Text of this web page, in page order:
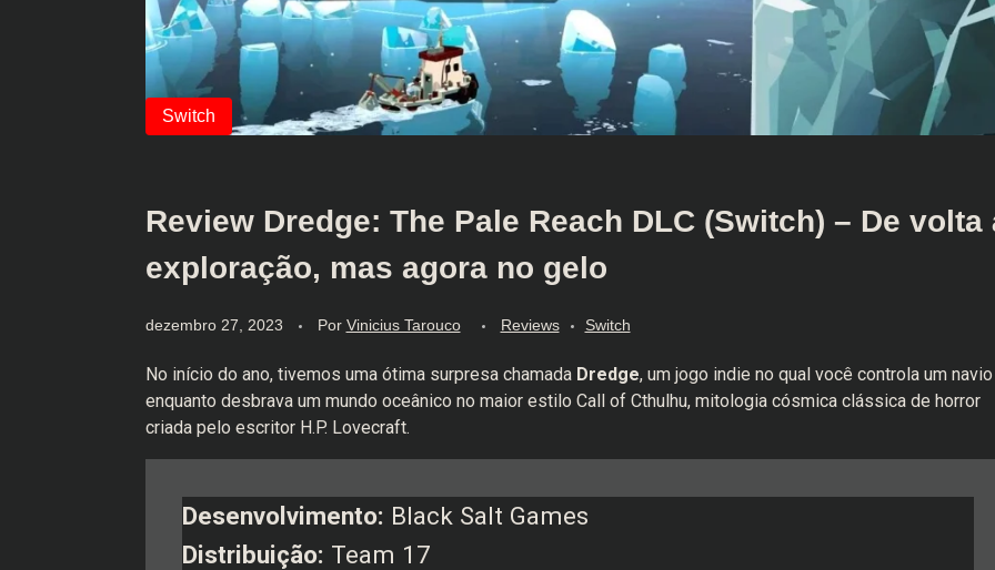
Review Dredge: The Pale Reach DLC (Switch) – De volta
exploração, mas agora no gelo
dezembro 27, 2023 Por Vinicius Tarouco Reviews Switch
No início do ano, tivemos uma ótima surpresa chamada Dredge, um jogo indie no qual você controla um navio
enquanto desbrava um mundo oceânico no maior estilo Call of Cthulhu, mitologia cósmica clássica de horror
criada pelo escritor H.P. Lovecraft.
Desenvolvimento: Black Salt Games
Distribuição: Team 17